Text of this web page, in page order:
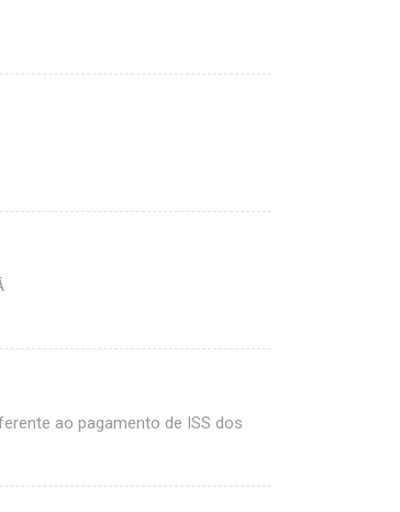
ao pagamento de ISS dos